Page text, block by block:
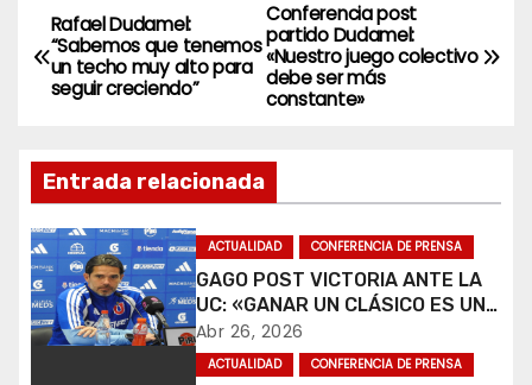
N
a
e
g
a
c
Conferencia post
partido Dudamel:
«Nuestro juego colectivo
debe ser más
constante»
Rafael Dudamel:
“Sabemos que tenemos
un techo muy alto para
seguir creciendo”
Entrada relacionada
ACTUALIDAD CONFERENCIA DE PRENSA
GAGO POST VICTORIA ANTE LA
UC: «GANAR UN CLÁSICO ES UNA
ALEGRÍA».
Abr 26, 2026
ACTUALIDAD CONFERENCIA DE PRENSA